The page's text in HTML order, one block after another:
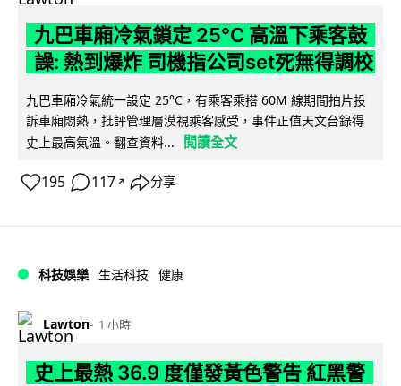
九巴車廂冷氣鎖定 25°C 高溫下乘客鼓
譟: 熱到爆炸 司機指公司set死無得調校
九巴車廂冷氣統一設定 25°C，有乘客乘搭 60M 線期間拍片投
訴車廂悶熱，批評管理層漠視乘客感受，事件正值天文台錄得
史上最高氣溫。翻查資料...
閱讀全文
195 117 ↗ 分享
科技娛樂 生活科技 健康
Lawton 1 小時
史上最熱 36.9 度僅發黃色警告 紅黑警